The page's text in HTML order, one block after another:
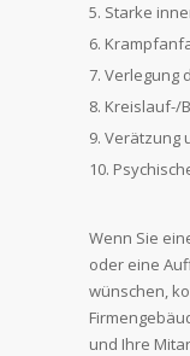
Starke
Verlegung
Kreislauf-/
Verätzung
Wenn Sie
oder eine
wünschen,
und Ihre